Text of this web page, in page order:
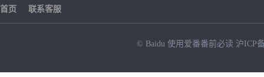
首页 联系客服
© Baidu 使用爱番番前必读 沪ICP